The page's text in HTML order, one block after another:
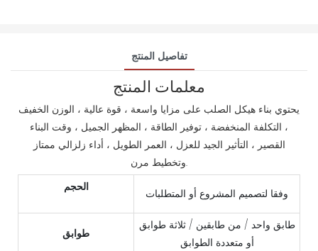
تفاصيل المنتج
معلمات المنتج
يحتوي بناء هيكل الصلب على مزايا واسعة ، قوة عالية ، الوزن الخفيف
، التكلفة المنخفضة ، توفير الطاقة ، المظهر الجميل ، وقت البناء
القصير ، التأثير الجيد للعزل ، العمر الطويل ، أداء زلزالي ممتاز
وتخطيط مرن.
الحجم
وفقا لتصميم المشروع أو المتطلبات
طوابق
طابق واحد / من طابقين / ثلاثة طوابق
أو متعددة الطوابق